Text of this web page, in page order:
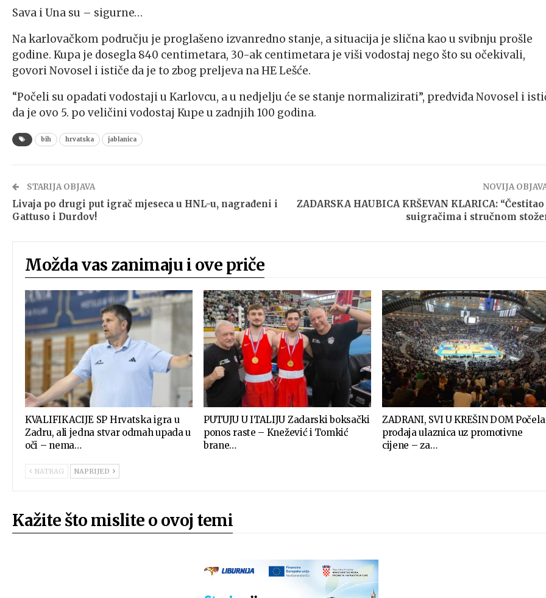
Sava i Una su – sigurne…
Na karlovačkom području je proglašeno izvanredno stanje, a situacija je slična kao u svibnju prošle
godine. Kupa je dosegla 840 centimetara, 30-ak centimetara je viši vodostaj nego što su očekivali,
govori Novosel i ističe da je to zbog preljeva na HE Lešće.
“Počeli su opadati vodostaji u Karlovcu, a u nedjelju će se stanje normalizirati”, predviđa Novosel i
da je ovo 5. po veličini vodostaj Kupe u zadnjih 100 godina.
bih hrvatska jablanica
STARIJA OBJAVA
Livaja po drugi put igrač mjeseca u HNL-u, nagrađeni i
Gattuso i Durdov!
NOVIJA
ZADARSKA HAUBICA KRŠEVAN KLARICA:
suigračima i stručnom
Možda vas zanimaju i ove priče
KVALIFIKACIJE SP Hrvatska igra u
Zadru, ali jedna stvar odmah upada u
oči – nema…
PUTUJU U ITALIJU Zadarski boksački
ponos raste – Knežević i Tomkić
brane…
ZADRANI, SVI U KREŠIN DOM Počela
prodaja ulaznica uz promotivne
cijene – za…
NATRAG NAPRIJED
Kažite što mislite o ovoj temi